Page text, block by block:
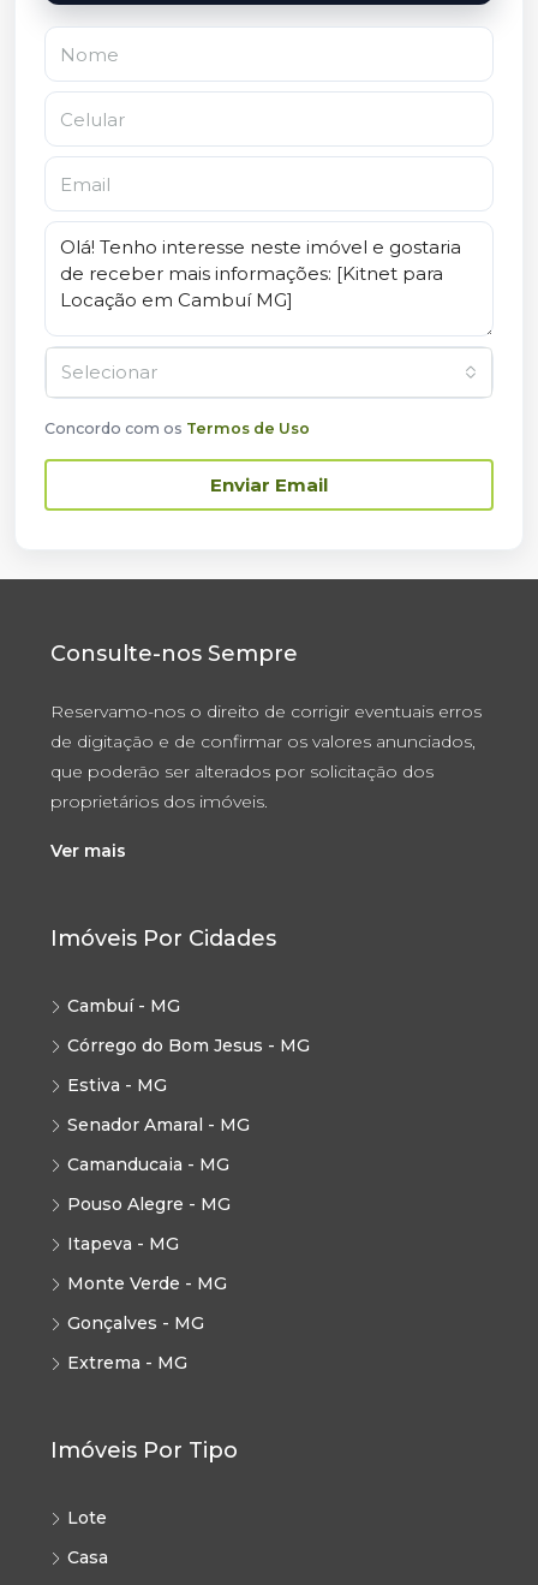
Selecionar
Concordo com os Termos de Uso
Enviar Email
Consulte-nos Sempre
Reservamo-nos o direito de corrigir eventuais erros
de digitação e de confirmar os valores anunciados,
que poderão ser alterados por solicitação dos
proprietários dos imóveis.
Ver mais
Imóveis Por Cidades
Cambuí - MG
Córrego do Bom Jesus - MG
Estiva - MG
Senador Amaral - MG
Camanducaia - MG
Pouso Alegre - MG
Itapeva - MG
Monte Verde - MG
Gonçalves - MG
Extrema - MG
Imóveis Por Tipo
Lote
Casa